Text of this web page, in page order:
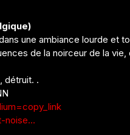
une ambiance lourde et
de la noirceur de la vie,
détruit. .
noise…